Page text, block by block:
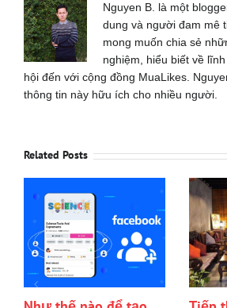
Nguyen B. là một
dung và người đam mê
mong muốn chia sẻ
nghiệm, hiểu biết về
hội đến với cộng đồng MuaLikes.
thông tin này hữu ích cho nhiều người.
Related Posts